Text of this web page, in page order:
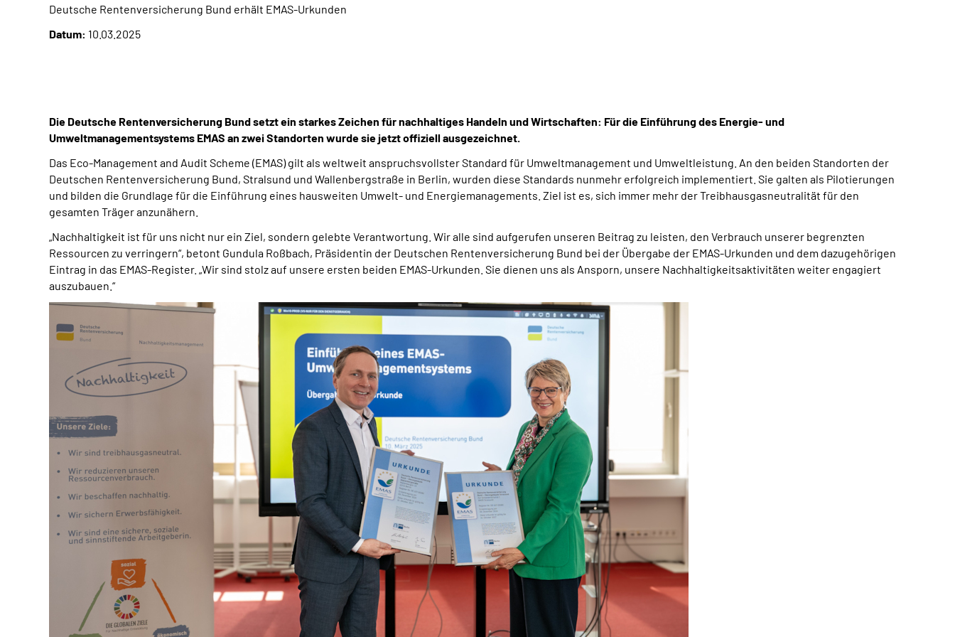
Deutsche Rentenversicherung Bund erhält EMAS-Urkunden
Datum: 10.03.2025
Die Deutsche Rentenversicherung Bund setzt ein starkes Zeichen für nachhaltiges Handeln und Wirtschaften: Für die Einführung des Energie- und
Umweltmanagementsystems EMAS an zwei Standorten wurde sie jetzt offiziell ausgezeichnet.
Das Eco-Management and Audit Scheme (EMAS) gilt als weltweit anspruchsvollster Standard für Umweltmanagement und Umweltleistung. An den beiden Standorten der
Deutschen Rentenversicherung Bund, Stralsund und Wallenbergstraße in Berlin, wurden diese Standards nunmehr erfolgreich implementiert. Sie galten als Pilotierungen
und bilden die Grundlage für die Einführung eines hausweiten Umwelt- und Energiemanagements. Ziel ist es, sich immer mehr der Treibhausgasneutralität für den
gesamten Träger anzunähern.
„Nachhaltigkeit ist für uns nicht nur ein Ziel, sondern gelebte Verantwortung. Wir alle sind aufgerufen unseren Beitrag zu leisten, den Verbrauch unserer begrenzten
Ressourcen zu verringern“, betont Gundula Roßbach, Präsidentin der Deutschen Rentenversicherung Bund bei der Übergabe der EMAS-Urkunden und dem dazugehörigen
Eintrag in das EMAS-Register. „Wir sind stolz auf unsere ersten beiden EMAS-Urkunden. Sie dienen uns als Ansporn, unsere Nachhaltigkeitsaktivitäten weiter engagiert
auszubauen.“